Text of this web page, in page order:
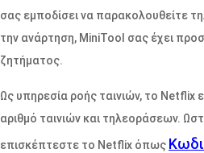
σας εμποδίσει να παρακολουθείτε
την ανάρτηση, MiniTool σας έχει
ζητήματος.
Ως υπηρεσία ροής ταινιών, το Netflix
αριθμό ταινιών και τηλεοράσεων.
επισκέπτεστε το Netflix όπως